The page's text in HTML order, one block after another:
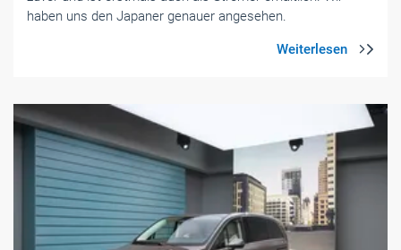
haben uns den Japaner genauer angesehen.